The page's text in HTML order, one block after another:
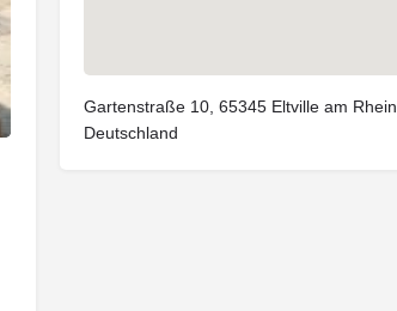
Gartenstraße 10, 65345 Eltville am Rhein,
Deutschland